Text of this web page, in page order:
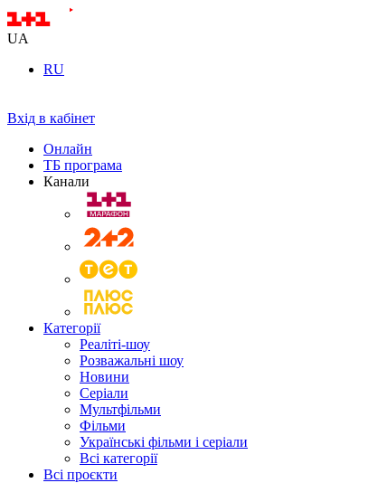
UA
RU
Вхід в кабінет
Онлайн
ТБ програма
Канали
Категорії
Реаліті-шоу
Розважальні шоу
Новини
Серіали
Мультфільми
Фільми
Українські фільми і серіали
Всі категорії
Всі проєкти